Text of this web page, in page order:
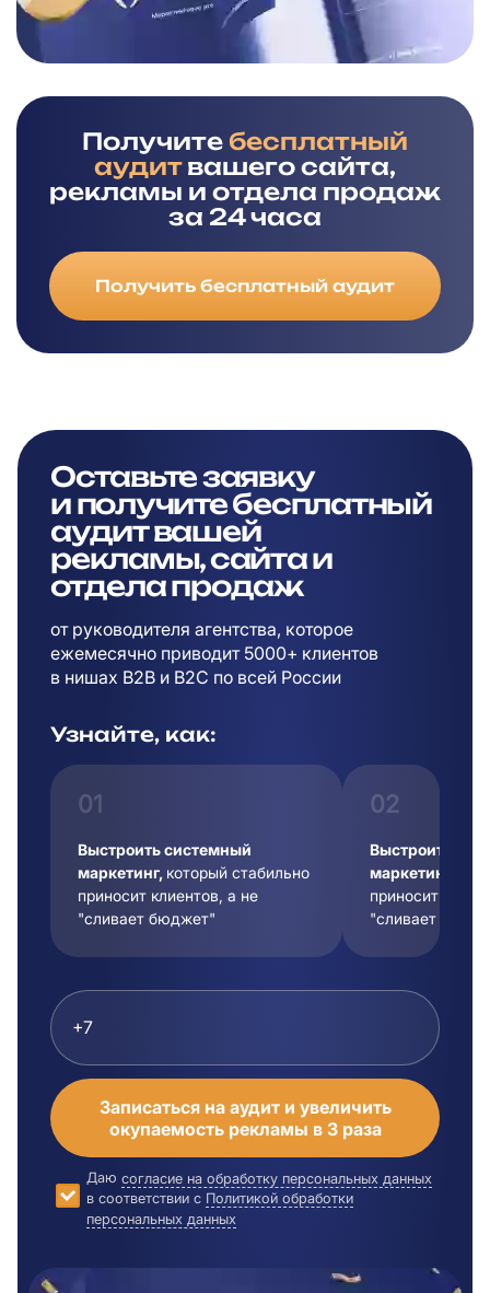
Получите бесплатный
аудитвашего сайта,
рекламы и отдела продаж
за 24 часа
Получить бесплатный аудит
Оставьте заявку
и получите бесплатный
аудит вашей
рекламы,сайта и
отдела продаж
от руководителя агентства, которое
ежемесячно приводит 5000+ клиентов
в нишах B2B и B2C по всей России
Узнайте, как:
01
Выстроить системный
маркетинг, который стабильно
приносит клиентов, а не
"сливает бюджет"
02
Выстроить
маркетинг,
приносит
"сливает
Записаться на аудит и увеличить
окупаемость рекламы в 3 раза
Даю согласие на обработку персональных данных
в соответствии с Политикой обработки
персональных данных